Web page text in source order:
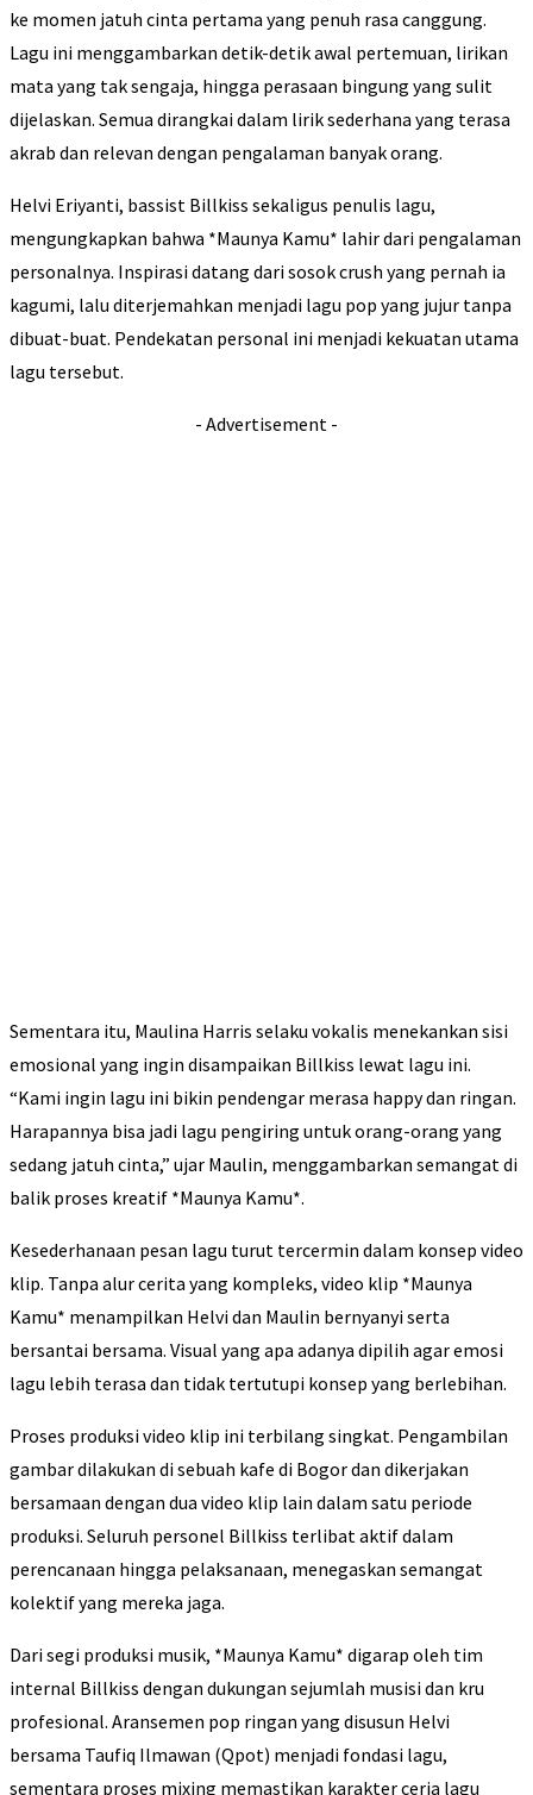
ke momen jatuh cinta pertama yang penuh rasa canggung.
Lagu ini menggambarkan detik-detik awal pertemuan, lirikan
mata yang tak sengaja, hingga perasaan bingung yang sulit
dijelaskan. Semua dirangkai dalam lirik sederhana yang terasa
akrab dan relevan dengan pengalaman banyak orang.
Helvi Eriyanti, bassist Billkiss sekaligus penulis lagu,
mengungkapkan bahwa *Maunya Kamu* lahir dari pengalaman
personalnya. Inspirasi datang dari sosok crush yang pernah ia
kagumi, lalu diterjemahkan menjadi lagu pop yang jujur tanpa
dibuat-buat. Pendekatan personal ini menjadi kekuatan utama
lagu tersebut.
- Advertisement -
Sementara itu, Maulina Harris selaku vokalis menekankan sisi
emosional yang ingin disampaikan Billkiss lewat lagu ini.
“Kami ingin lagu ini bikin pendengar merasa happy dan ringan.
Harapannya bisa jadi lagu pengiring untuk orang-orang yang
sedang jatuh cinta,” ujar Maulin, menggambarkan semangat di
balik proses kreatif *Maunya Kamu*.
Kesederhanaan pesan lagu turut tercermin dalam konsep video
klip. Tanpa alur cerita yang kompleks, video klip *Maunya
Kamu* menampilkan Helvi dan Maulin bernyanyi serta
bersantai bersama. Visual yang apa adanya dipilih agar emosi
lagu lebih terasa dan tidak tertutupi konsep yang berlebihan.
Proses produksi video klip ini terbilang singkat. Pengambilan
gambar dilakukan di sebuah kafe di Bogor dan dikerjakan
bersamaan dengan dua video klip lain dalam satu periode
produksi. Seluruh personel Billkiss terlibat aktif dalam
perencanaan hingga pelaksanaan, menegaskan semangat
kolektif yang mereka jaga.
Dari segi produksi musik, *Maunya Kamu* digarap oleh tim
internal Billkiss dengan dukungan sejumlah musisi dan kru
profesional. Aransemen pop ringan yang disusun Helvi
bersama Taufiq Ilmawan (Qpot) menjadi fondasi lagu,
sementara proses mixing memastikan karakter ceria lagu